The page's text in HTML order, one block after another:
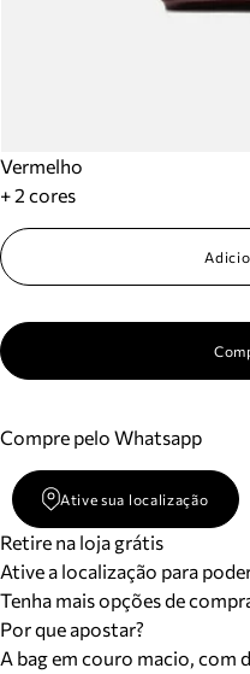
Vermelho
+ 2 cores
Compre pelo Whatsapp
Ative sua localização
Retire na loja grátis
Ative a localização para
Tenha mais opções de
Por que apostar?
A bag em couro macio, com